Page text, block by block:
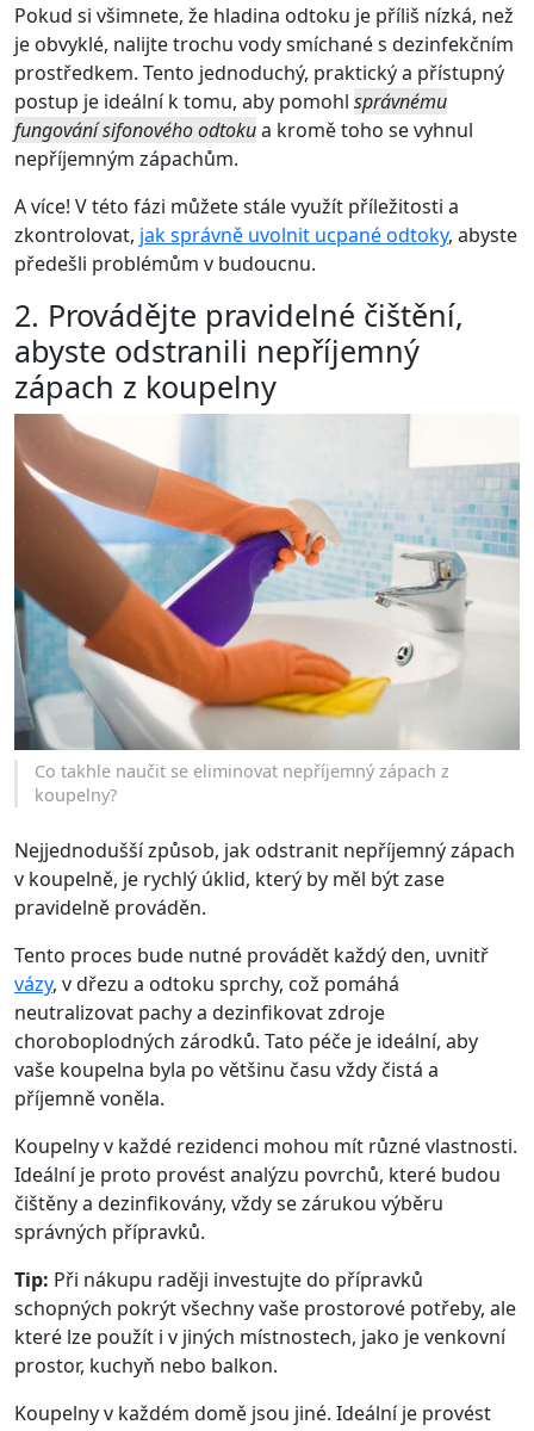
Pokud si všimnete, že hladina odtoku je příliš nízká, než
je obvyklé, nalijte trochu vody smíchané s dezinfekčním
prostředkem. Tento jednoduchý, praktický a přístupný
postup je ideální k tomu, aby pomohl správnému
fungování sifonového odtokua kromě toho se vyhnul
nepříjemným zápachům.
A více! V této fázi můžete stále využít příležitosti a
zkontrolovat, jak správně uvolnit ucpané odtoky, abyste
předešli problémům v budoucnu.
2. Provádějte pravidelné čištění,
abyste odstranili nepříjemný
zápach z koupelny
Co takhle naučit se eliminovat nepříjemný zápach z
koupelny?
Nejjednodušší způsob, jak odstranit nepříjemný zápach
v koupelně, je rychlý úklid, který by měl být zase
pravidelně prováděn.
Tento proces bude nutné provádět každý den, uvnitř
vázy, v dřezu a odtoku sprchy, což pomáhá
neutralizovat pachy a dezinfikovat zdroje
choroboplodných zárodků. Tato péče je ideální, aby
vaše koupelna byla po většinu času vždy čistá a
příjemně voněla.
Koupelny v každé rezidenci mohou mít různé vlastnosti.
Ideální je proto provést analýzu povrchů, které budou
čištěny a dezinfikovány, vždy se zárukou výběru
správných přípravků.
Tip: Při nákupu raději investujte do přípravků
schopných pokrýt všechny vaše prostorové potřeby, ale
které lze použít i v jiných místnostech, jako je venkovní
prostor, kuchyň nebo balkon.
Koupelny v každém domě jsou jiné. Ideální je provést